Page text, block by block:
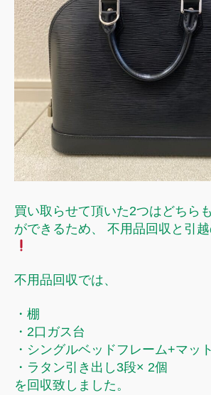
買い取らせて頂いた2つはどちら
ができるため、 不用品回収と引
不用品回収では、
・棚
・2口ガス台
・シングルベッドフレーム+マッ
・ラタン引き出し3段× 2個
を回収致しました。